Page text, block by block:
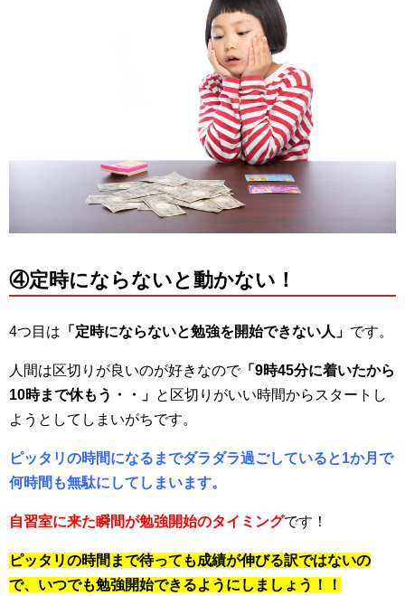
④定時にならないと動かない！
4つ目は 「定時にならないと勉強を開始できない人」 です。
人間は区切りが良いのが好きなので「9時45分に着いたから
10時まで休もう・・」 と区切りがいい時間からスタートし
ようとしてしまいがちです。
ピッタリの時間になるまでダラダラ過ごしていると1か月で
何時間も無駄にしてしまいます。
自習室に来た瞬間が勉強開始のタイミングです！
ピッタリの時間まで待っても成績が伸びる訳ではないの
で、いつでも勉強開始できるようにしましょう！！